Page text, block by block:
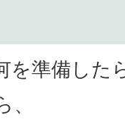
を準備した